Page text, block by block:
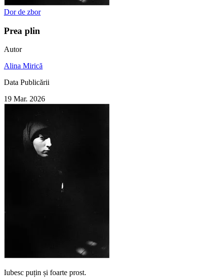
Dor de zbor
Prea plin
Autor
Alina Mirică
Data Publicării
19 Mar. 2026
Iubesc puțin și foarte prost.